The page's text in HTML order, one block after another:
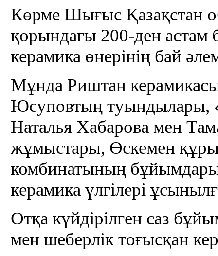
Көрме Шығыс Қазақстан
қорындағы 200-ден астам
керамика өнерінің бай
Мұнда Риштан
Юсуповтың туындылары,
Наталья Хабарова мен
жұмыстары, Өскемен
комбинатының
керамика үлгілері
Отқа күйдірілген саз
мен шеберлік тоғысқан